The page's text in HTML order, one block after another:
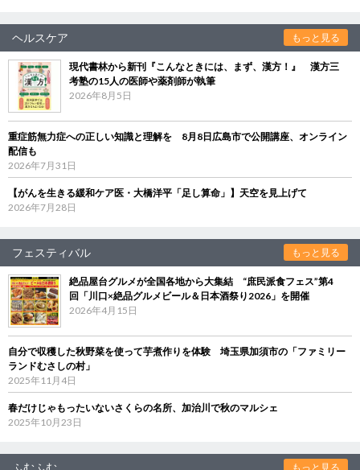
ヘルスケア もっと見る
現代書林から新刊『こんなときには、まず、漢方！』 漢方三
考塾の15人の医師や薬剤師が執筆
2026年8月5日
重症筋無力症への正しい知識と理解を 8月8日広島市で公開講座、オンライン
配信も
2026年7月31日
【がんを生きる緩和ケア医・大橋洋平「足し算命」】天空を見上げて
2026年7月28日
フェスティバル もっと見る
絶品屋台グルメが全国各地から大集結 “庶民派食フェス”第4
回「川口×絶品グルメビール＆日本酒祭り2026」を開催
2026年4月15日
自分で収穫した秋野菜を使って芋煮作りを体験 埼玉県加須市の「ファミリー
ランドむさしの村」
2025年11月4日
春だけじゃもったいないさくらの名所、加治川で秋のマルシェ
2025年10月23日
ふむふむ もっと見る